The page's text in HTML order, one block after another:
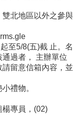
北地區以外之參與
至5/8(五)截 止。名
過者， 主辦單位
留意信箱內容，並
禮物。
專員，(02)